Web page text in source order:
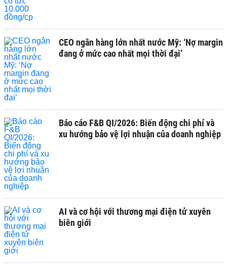
CEO ngân hàng lớn nhất nước Mỹ: ‘Nợ margin
đang ở mức cao nhất mọi thời đại’
Báo cáo F&B QI/2026: Biến động chi phí và
xu hướng bảo vệ lợi nhuận của doanh nghiệp
AI và cơ hội với thương mại điện tử xuyên
biên giới